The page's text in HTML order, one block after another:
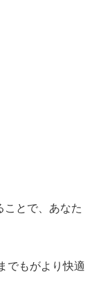
ことで、あなた
でもがより快適